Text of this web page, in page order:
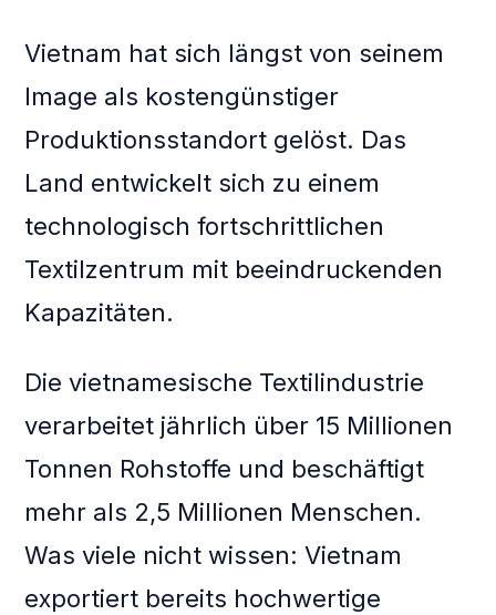
Vietnam hat sich längst von seinem
Image als kostengünstiger
Produktionsstandort gelöst. Das
Land entwickelt sich zu einem
technologisch fortschrittlichen
Textilzentrum mit beeindruckenden
Kapazitäten.
Die vietnamesische Textilindustrie
verarbeitet jährlich über 15 Millionen
Tonnen Rohstoffe und beschäftigt
mehr als 2,5 Millionen Menschen.
Was viele nicht wissen: Vietnam
exportiert bereits hochwertige